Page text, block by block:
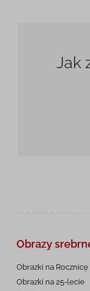
Jak
Obrazy
Obrazki na Rocznicę
Obrazki na 25-lecie